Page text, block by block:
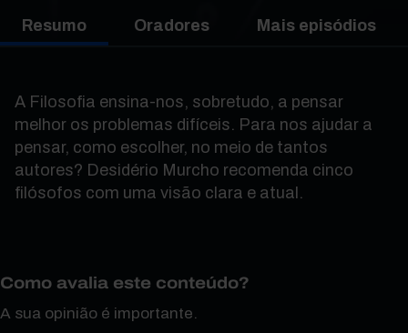
Resumo Oradores Mais episódios
A Filosofia ensina-nos, sobretudo, a pensar
melhor os problemas difíceis. Para nos ajudar a
pensar, como escolher, no meio de tantos
autores? Desidério Murcho recomenda cinco
filósofos com uma visão clara e atual.
Como avalia este conteúdo?
A sua opinião é importante.